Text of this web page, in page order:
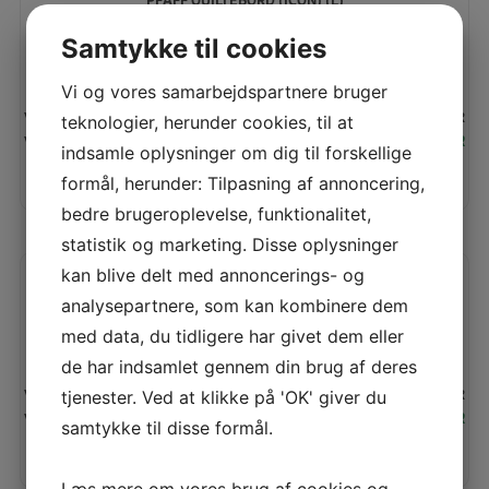
Vejl. pris:
1.495.00 KR
Vores pris:
oprindelige
pris
var:
KRDen
PFAFF QUILTER´S TOOLBOX (J)
Vejl. pris:
1.995.00 KR
Vores pris:
KRDen
Samtykke til cookies
Vi og vores samarbejdspartnere bruger
teknologier, herunder cookies, til at
indsamle oplysninger om dig til forskellige
formål, herunder: Tilpasning af annoncering,
bedre brugeroplevelse, funktionalitet,
statistik og marketing. Disse oplysninger
kan blive delt med annoncerings- og
analysepartnere, som kan kombinere dem
med data, du tidligere har givet dem eller
de har indsamlet gennem din brug af deres
tjenester. Ved at klikke på 'OK' giver du
samtykke til disse formål.